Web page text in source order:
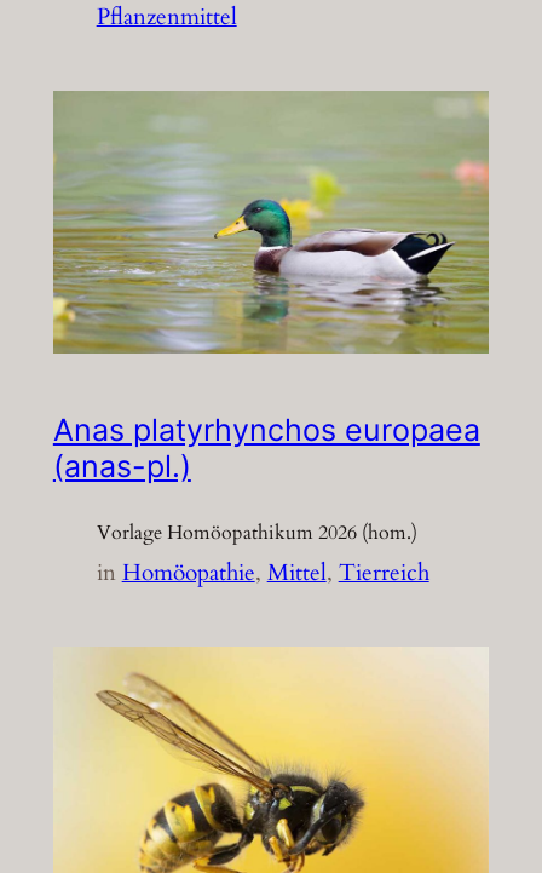
Pflanzenmittel
Anas platyrhynchos europaea
(anas-pl.)
Vorlage Homöopathikum 2026 (hom.)
inHomöopathie, Mittel, Tierreich